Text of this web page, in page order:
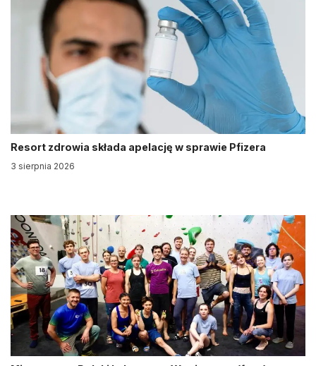
Resort zdrowia składa apelację w sprawie Pfizera
3 sierpnia 2026